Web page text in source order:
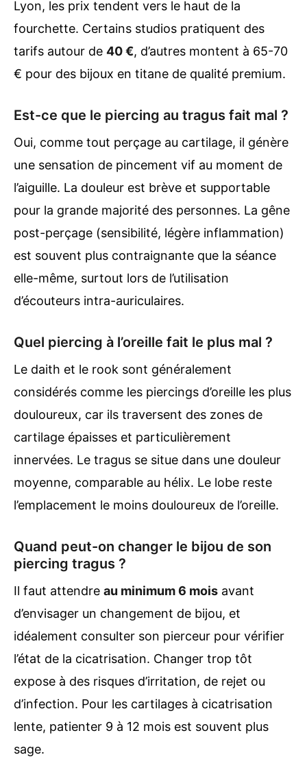
Lyon, les prix tendent vers le haut de la
fourchette. Certains studios pratiquent des
tarifs autour de 40 €, d’autres montent à 65-70
€ pour des bijoux en titane de qualité premium.
Est-ce que le piercing au tragus fait mal ?
Oui, comme tout perçage au cartilage, il génère
une sensation de pincement vif au moment de
l’aiguille. La douleur est brève et supportable
pour la grande majorité des personnes. La gêne
post-perçage (sensibilité, légère inflammation)
est souvent plus contraignante que la séance
elle-même, surtout lors de l’utilisation
d’écouteurs intra-auriculaires.
Quel piercing à l’oreille fait le plus mal ?
Le daith et le rook sont généralement
considérés comme les piercings d’oreille les plus
douloureux, car ils traversent des zones de
cartilage épaisses et particulièrement
innervées. Le tragus se situe dans une douleur
moyenne, comparable au hélix. Le lobe reste
l’emplacement le moins douloureux de l’oreille.
Quand peut-on changer le bijou de son
piercing tragus ?
Il faut attendre au minimum 6 mois avant
d’envisager un changement de bijou, et
idéalement consulter son pierceur pour vérifier
l’état de la cicatrisation. Changer trop tôt
expose à des risques d’irritation, de rejet ou
d’infection. Pour les cartilages à cicatrisation
lente, patienter 9 à 12 mois est souvent plus
sage.